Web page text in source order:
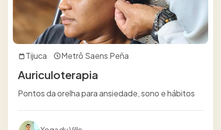
Tijuca Metrô Saens Peña
Auriculoterapia
Pontos da orelha para ansiedade, sono e hábitos